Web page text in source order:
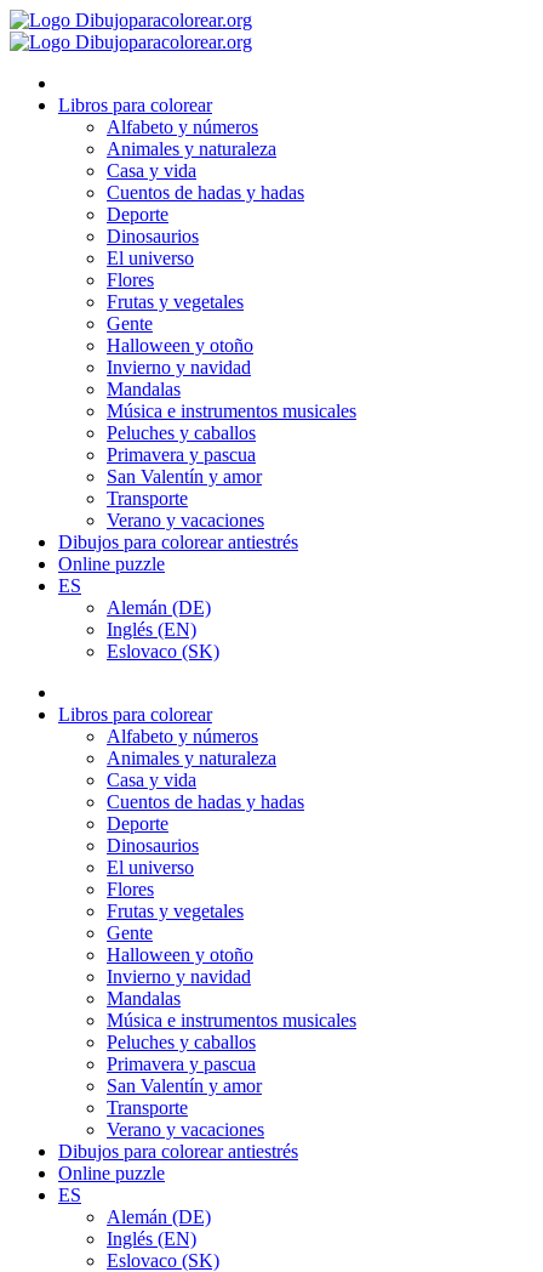
Ir
al
Libros para colorear
Alfabeto y números
Animales y naturaleza
Casa y vida
Cuentos de hadas y hadas
Deporte
Dinosaurios
El universo
Flores
Frutas y vegetales
Gente
Halloween y otoño
Invierno y navidad
Mandalas
Música e instrumentos musicales
Peluches y caballos
Primavera y pascua
San Valentín y amor
Transporte
Verano y vacaciones
Dibujos para colorear antiestrés
Online puzzle
ES
Alemán (DE)
Inglés (EN)
Eslovaco (SK)
Libros para colorear
Alfabeto y números
Animales y naturaleza
Casa y vida
Cuentos de hadas y hadas
Deporte
Dinosaurios
El universo
Flores
Frutas y vegetales
Gente
Halloween y otoño
Invierno y navidad
Mandalas
Música e instrumentos musicales
Peluches y caballos
Primavera y pascua
San Valentín y amor
Transporte
Verano y vacaciones
Dibujos para colorear antiestrés
Online puzzle
ES
Alemán (DE)
Inglés (EN)
Eslovaco (SK)